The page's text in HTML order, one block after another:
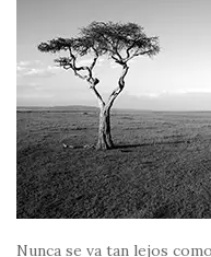
Nunca se va tan lejos